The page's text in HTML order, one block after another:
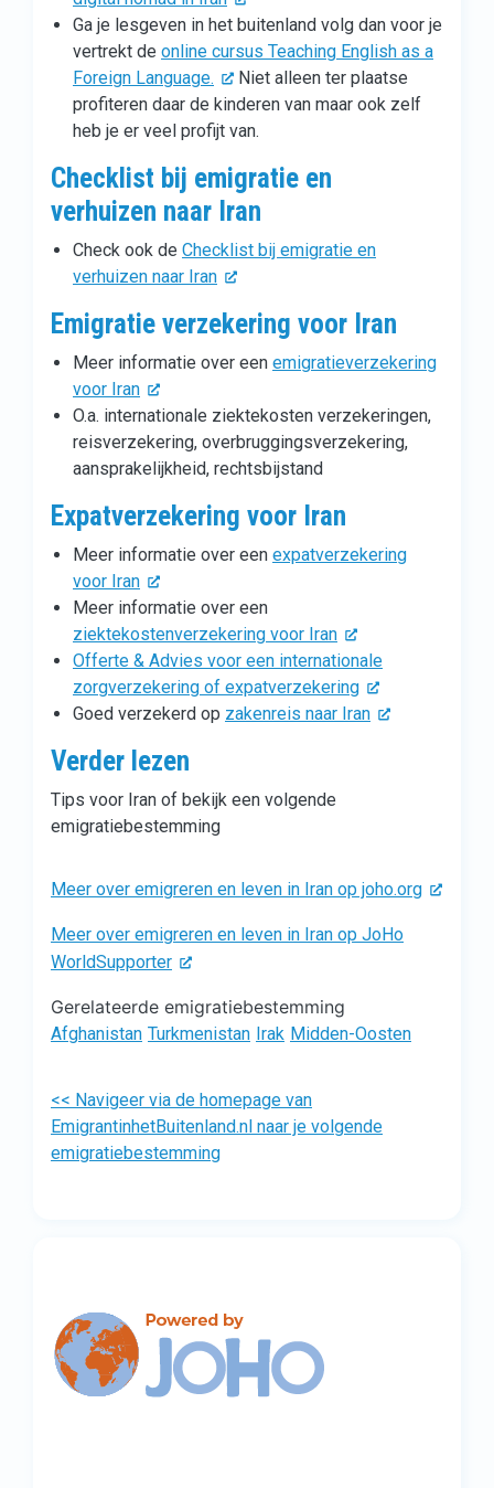
Ga je lesgeven in het buitenland volg dan voor je
vertrekt de online cursus Teaching English as a
Foreign Language.
Niet alleen ter plaatse
profiteren daar de kinderen van maar ook zelf
heb je er veel profijt van.
Checklist bij emigratie en
verhuizen naar Iran
Check ook de Checklist bij emigratie en
verhuizen naar Iran
Emigratie verzekering voor Iran
Meer informatie over een emigratieverzekering
voor Iran
O.a. internationale ziektekosten verzekeringen,
reisverzekering, overbruggingsverzekering,
aansprakelijkheid, rechtsbijstand
Expatverzekering voor Iran
Meer informatie over een expatverzekering
voor Iran
Meer informatie over een
ziektekostenverzekering voor Iran
Offerte & Advies voor een internationale
zorgverzekering of expatverzekering
Goed verzekerd op zakenreis naar Iran
Verder lezen
Tips voor Iran of bekijk een volgende
emigratiebestemming
Meer over emigreren en leven in Iran op joho.org
Meer over emigreren en leven in Iran op JoHo
WorldSupporter
Gerelateerde emigratiebestemming
Afghanistan Turkmenistan Irak Midden-Oosten
<< Navigeer via de homepage van
EmigrantinhetBuitenland.nl naar je volgende
emigratiebestemming